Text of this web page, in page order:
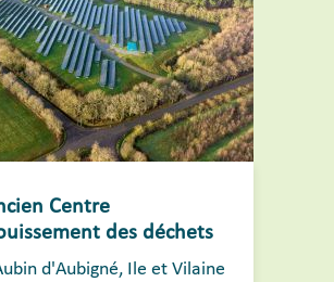
Centre
des déchets
d'Aubigné, Ile et Vilaine